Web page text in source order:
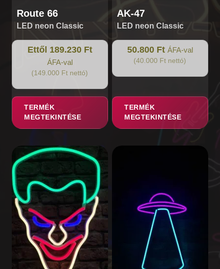
Route 66
LED neon Classic
Ettől 189.230 Ft
ÁFA-val
(149.000 Ft nettó)
TERMÉK
MEGTEKINTÉSE
AK-47
LED neon Classic
50.800 Ft ÁFA-val
(40.000 Ft nettó)
TERMÉK
MEGTEKINTÉSE